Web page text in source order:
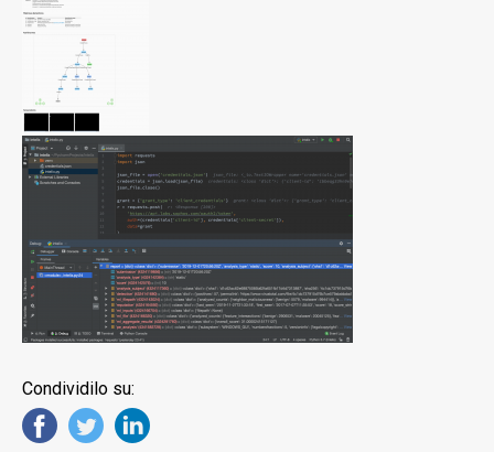
Condividilo su: